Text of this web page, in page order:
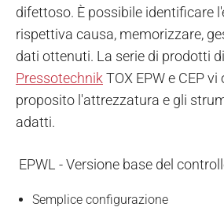
difettoso. È possibile identificare
rispettiva causa, memorizzare,
dati ottenuti. La serie di prodotti di
Pressotechnik TOX EPW e CEP
proposito l'attrezzatura e gli
adatti.
EPWL - Versione base del
Semplice configurazione